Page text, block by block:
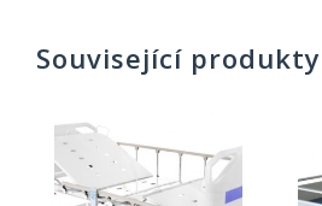
Související produkty